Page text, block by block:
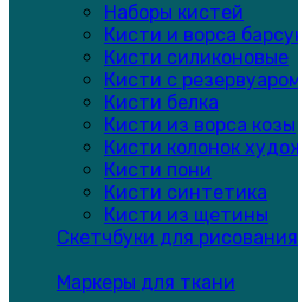
Наборы кистей
Кисти и ворса
Кисти силиконовые
Кисти с
Кисти белка
Кисти из ворса козы
Кисти колонок
Кисти пони
Кисти синтетика
Кисти из щетины
Скетчбуки для рисования
Маркеры для ткани